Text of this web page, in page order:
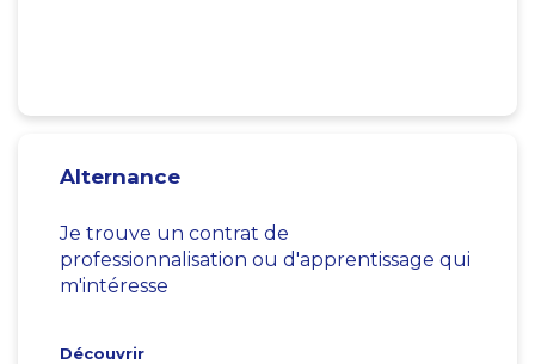
Alternance
Je trouve un contrat de
professionnalisation ou d'apprentissage qui
m'intéresse
Découvrir